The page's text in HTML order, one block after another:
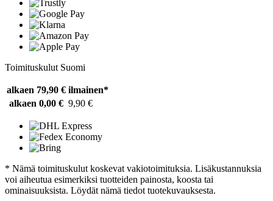
Toimituskulut Suomi
alkaen 79,90 € ilmainen*
alkaen 0,00 € 9,90 €
* Nämä toimituskulut koskevat vakiotoimituksia. Lisäkustannuksia
voi aiheutua esimerkiksi tuotteiden painosta, koosta tai
ominaisuuksista. Löydät nämä tiedot tuotekuvauksesta.